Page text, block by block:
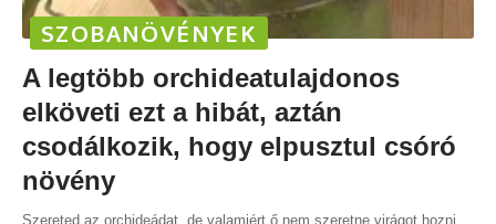
SZOBANÖVÉNYEK
A legtöbb orchideatulajdonos
elköveti ezt a hibát, aztán
csodálkozik, hogy elpusztul csóró
növény
Szereted az orchideádat, de valamiért ő nem szeretne virágot hozni